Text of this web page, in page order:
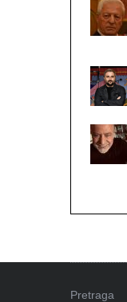
Pretraga